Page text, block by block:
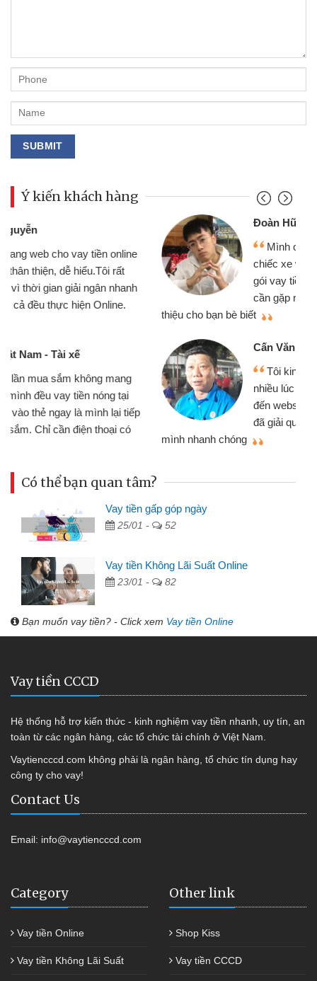
Ý kiến khách hàng
Đoàn Hữu Cảnh
Mình cần tiền gấp nên định cầm cố
chiếc xe wave nhưng thật may đã có
gói vay tiền bằng CMND online không
cần gặp mặt nên rất tiện lợi, sẽ giới
Cấn Văn Lực - Tạp hóa
Tôi kinh doanh buôn bán nhỏ lẻ
nhiều lúc cần vốn nhập hàng, nhờ biết
đến website qua bạn bè giới thiệu tôi
đã giải quyết được công việc của
Có thể bạn quan tâm?
Vay tiền gấp góp ngày
25/01 - 52
Vay tiền Không Lãi Suất Online
23/01 - 82
Bạn muốn vay tiền? - Click xem Vay tiền Online
Vay tiền CCCD
Hệ thống hỗ trợ kiến thức - kinh nghiệm vay tiền nhanh, uy tín, an
toàn từ các ngân hàng, các tổ chức tài chính ở Việt Nam.
Vaytiencccd.com không phải là ngân hàng, tổ chức tín dụng hay
công ty cho vay!
Contact Us
Email: info@vaytiencccd.com
Category
Vay tiền Online
Vay tiền Không Lãi Suất
Other link
Shop Kiss
Vay tiền CCCD